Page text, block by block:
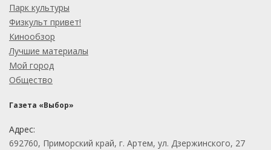
Парк культуры
Физкульт привет!
Кинообзор
Лучшие материалы
Мой город
Общество
Газета «Выбор»
Адрес:
692760, Приморский край, г. Артем, ул. Дзержинского, 27